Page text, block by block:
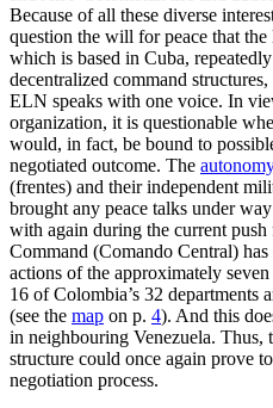
Because of all these diverse
question the will for peace that
which is based in Cuba,
decentral­ized command
ELN speaks with one voice. In
organization, it is questionable
would, in fact, be bound to
negotiated outcome. The
(frentes) and their independent
brought any peace talks under
with again during the current push
Command (Comando Central)
actions of the approximately
16 of Colombia’s 32 depart­ments
(see the map on p. 4). And this
in neighbouring Venezuela. Thus,
structure could once again prove
nego­tiation process.